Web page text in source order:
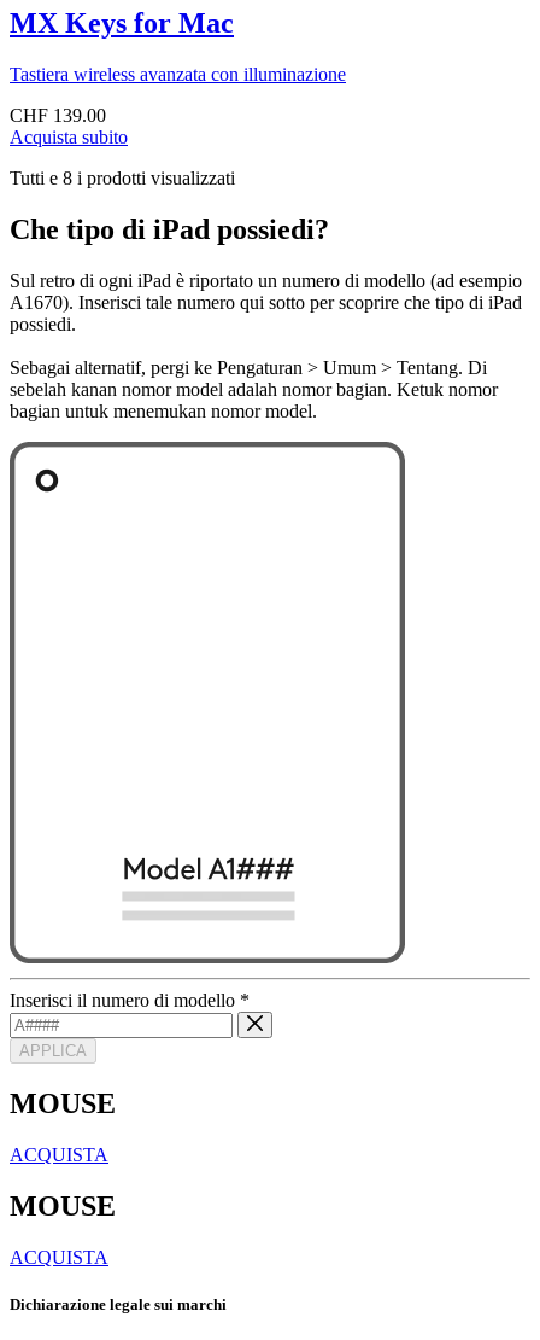
MX Keys for Mac
Tastiera wireless avanzata con illuminazione
CHF 139.00
Acquista subito
Tutti e 8 i prodotti visualizzati
Che tipo di iPad possiedi?
Sul retro di ogni iPad è riportato un numero di modello (ad esempio
A1670). Inserisci tale numero qui sotto per scoprire che tipo di iPad
possiedi.
Sebagai alternatif, pergi ke Pengaturan > Umum > Tentang. Di
sebelah kanan nomor model adalah nomor bagian. Ketuk nomor
bagian untuk menemukan nomor model.
Inserisci il numero di modello *
APPLICA
MOUSE
ACQUISTA
MOUSE
ACQUISTA
Dichiarazione legale sui marchi